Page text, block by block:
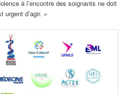
à l’encontre des soignants ne doit
urgent d’agir. »